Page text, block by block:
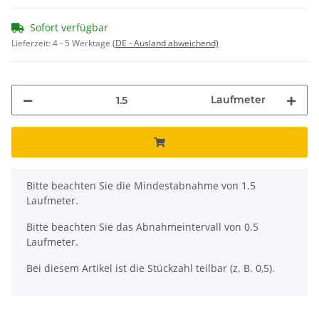
Sofort verfügbar
Lieferzeit:4 - 5 Werktage (DE - Ausland abweichend)
Laufmeter
x
Bitte beachten Sie die Mindestabnahme von 1.5
Laufmeter.
Bitte beachten Sie das Abnahmeintervall von 0.5
Laufmeter.
Bei diesem Artikel ist die Stückzahl teilbar (z. B. 0,5).